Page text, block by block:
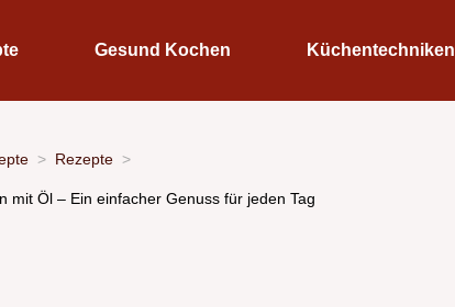
Gesund Kochen Küchentechniken
Rezepte
mit Öl – Ein einfacher Genuss für jeden Tag